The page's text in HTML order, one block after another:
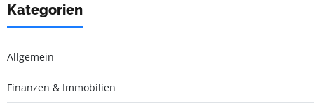
Kategorien
Allgemein
Finanzen & Immobilien